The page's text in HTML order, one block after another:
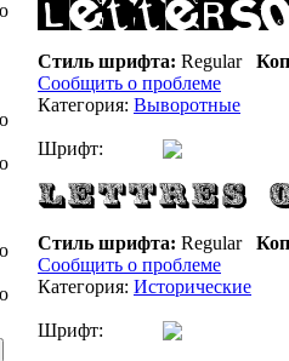
Стиль шрифта: Regular
Сообщить о проблеме
Категория: Выворотные
Шрифт:
Стиль шрифта: Regular
Сообщить о проблеме
Категория: Исторические
Шрифт: